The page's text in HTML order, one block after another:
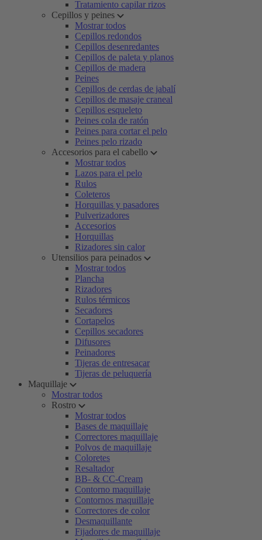
Tratamiento capilar rizos
Cepillos y peines
Mostrar todos
Cepillos redondos
Cepillos desenredantes
Cepillos de paleta y planos
Cepillos de madera
Peines
Cepillos de cerdas de jabalí
Cepillos de masaje craneal
Cepillos esqueleto
Peines cola de ratón
Peines para cortar el pelo
Peines pelo rizado
Accesorios para el cabello
Mostrar todos
Lazos para el pelo
Rulos
Coleteros
Horquillas y pasadores
Pulverizadores
Accesorios
Horquillas
Rizadores sin calor
Utensilios para peinados
Mostrar todos
Plancha
Rizadores
Rulos térmicos
Secadores
Cortapelos
Cepillos secadores
Difusores
Peinadores
Tijeras de entresacar
Tijeras de peluquería
Maquillaje
Mostrar todos
Rostro
Mostrar todos
Bases de maquillaje
Correctores maquillaje
Polvos de maquillaje
Coloretes
Resaltador
BB- & CC-Cream
Contorno maquillaje
Contornos maquillaje
Correctores de color
Desmaquillante
Fijadores de maquillaje